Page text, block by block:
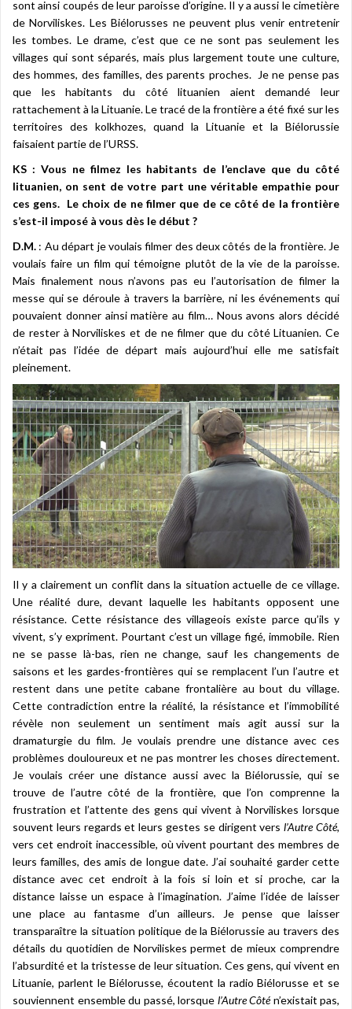
sont ainsi coupés de leur paroisse d’origine. Il y a aussi le cimetière
de Norviliskes. Les Biélorusses ne peuvent plus venir entretenir
les tombes. Le drame, c’est que ce ne sont pas seulement les
villages qui sont séparés, mais plus largement toute une culture,
des hommes, des familles, des parents proches. Je ne pense pas
que les habitants du côté lituanien aient demandé leur
rattachement à la Lituanie. Le tracé de la frontière a été fixé sur les
territoires des kolkhozes, quand la Lituanie et la Biélorussie
faisaient partie de l’URSS.
KS : Vous ne filmez les habitants de l’enclave que du côté
lituanien, on sent de votre part une véritable empathie pour
ces gens. Le choix de ne filmer que de ce côté de la frontière
s’est-il imposé à vous dès le début ?
D.M. : Au départ je voulais filmer des deux côtés de la frontière. Je
voulais faire un film qui témoigne plutôt de la vie de la paroisse.
Mais finalement nous n’avons pas eu l’autorisation de filmer la
messe qui se déroule à travers la barrière, ni les événements qui
pouvaient donner ainsi matière au film… Nous avons alors décidé
de rester à Norviliskes et de ne filmer que du côté Lituanien. Ce
n’était pas l’idée de départ mais aujourd’hui elle me satisfait
pleinement.
Il y a clairement un conflit dans la situation actuelle de ce village.
Une réalité dure, devant laquelle les habitants opposent une
résistance. Cette résistance des villageois existe parce qu’ils y
vivent, s’y expriment. Pourtant c’est un village figé, immobile. Rien
ne se passe là-bas, rien ne change, sauf les changements de
saisons et les gardes-frontières qui se remplacent l’un l’autre et
restent dans une petite cabane frontalière au bout du village.
Cette contradiction entre la réalité, la résistance et l’immobilité
révèle non seulement un sentiment mais agit aussi sur la
dramaturgie du film. Je voulais prendre une distance avec ces
problèmes douloureux et ne pas montrer les choses directement.
Je voulais créer une distance aussi avec la Biélorussie, qui se
trouve de l’autre côté de la frontière, que l’on comprenne la
frustration et l’attente des gens qui vivent à Norviliskes lorsque
souvent leurs regards et leurs gestes se dirigent versl’Autre Côté,
vers cet endroit inaccessible, où vivent pourtant des membres de
leurs familles, des amis de longue date. J’ai souhaité garder cette
distance avec cet endroit à la fois si loin et si proche, car la
distance laisse un espace à l’imagination. J’aime l’idée de laisser
une place au fantasme d’un ailleurs. Je pense que laisser
transparaître la situation politique de la Biélorussie au travers des
détails du quotidien de Norviliskes permet de mieux comprendre
l’absurdité et la tristesse de leur situation. Ces gens, qui vivent en
Lituanie, parlent le Biélorusse, écoutent la radio Biélorusse et se
souviennent ensemble du passé, lorsque l’Autre Côtén’existait pas,